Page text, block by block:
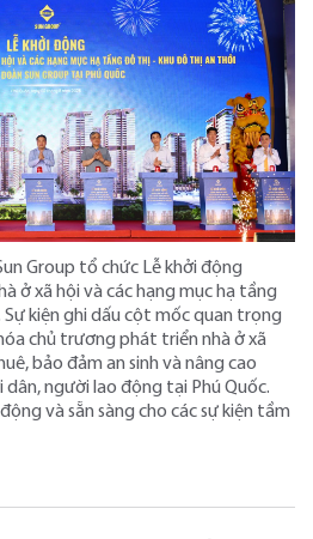
Group tổ chức Lễ khởi động
ở xã hội và các hạng mục hạ tầng
kiện ghi dấu cột mốc quan trọng
chủ trương phát triển nhà ở xã
bảo đảm an sinh và nâng cao
người lao động tại Phú Quốc.
và sẵn sàng cho các sự kiện tầm